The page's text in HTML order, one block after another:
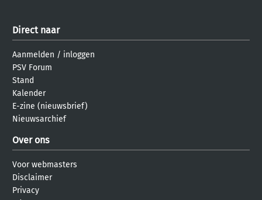
Direct naar
Aanmelden / inloggen
PSV Forum
Stand
Kalender
E-zine (nieuwsbrief)
Nieuwsarchief
Over ons
Voor webmasters
Disclaimer
Privacy